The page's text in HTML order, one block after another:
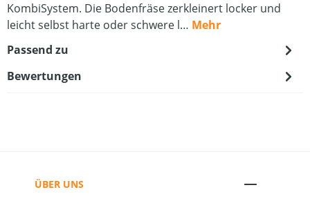
KombiSystem. Die Bodenfräse zerkleinert locker und
leicht selbst harte oder schwere l… Mehr
Passend zu
Bewertungen
ÜBER UNS